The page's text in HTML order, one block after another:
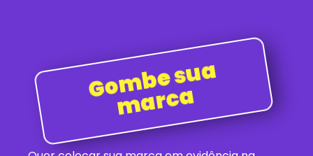
G
o
m
b
e
s
u
a
m
a
r
c
a